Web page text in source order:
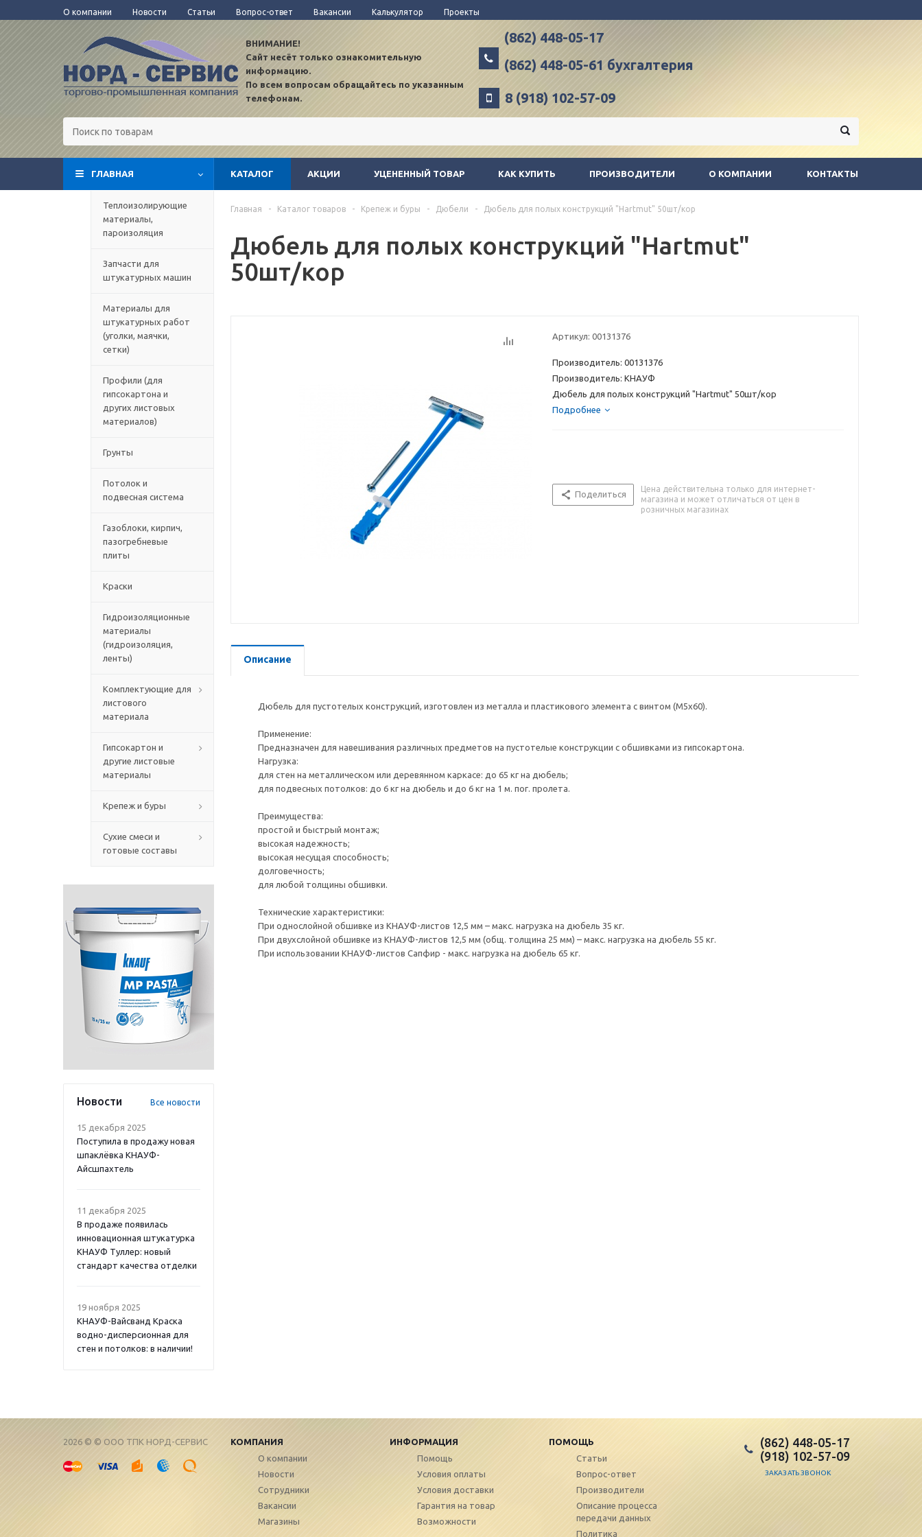
О компании Новости Статьи Вопрос-ответ Вакансии Калькулятор Проекты
ВНИМАНИЕ!
Сайт несёт только ознакомительную
информацию.
По всем вопросам обращайтесь по указанным
телефонам.
(862) 448-05-17
(862) 448-05-61 бухгалтерия
8 (918) 102-57-09
ГЛАВНАЯ TEST12
КАТАЛОГ АКЦИИ УЦЕНЕННЫЙ ТОВАР КАК КУПИТЬ ПРОИЗВОДИТЕЛИ О КОМПАНИИ КОНТАКТЫ
Теплоизолирующие
материалы,
пароизоляция
Запчасти для
штукатурных машин
Материалы для
штукатурных работ
(уголки, маячки,
сетки)
Профили (для
гипсокартона и
других листовых
материалов)
Грунты
Потолок и
подвесная система
Газоблоки, кирпич,
пазогребневые
плиты
Краски
Гидроизоляционные
материалы
(гидроизоляция,
ленты)
Комплектующие для
листового
материала
Гипсокартон и
другие листовые
материалы
Крепеж и буры
Сухие смеси и
готовые составы
Новости Все новости
15 декабря 2025
Поступила в продажу новая
шпаклёвка КНАУФ-
Айсшпахтель
11 декабря 2025
В продаже появилась
инновационная штукатурка
КНАУФ Туллер: новый
стандарт качества отделки
19 ноября 2025
КНАУФ-Вайсванд Краска
водно-дисперсионная для
стен и потолков: в наличии!
Главная - Каталог товаров - Крепеж и буры - Дюбели - Дюбель для полых конструкций "Hartmut" 50шт/кор
Дюбель для полых конструкций "Hartmut"
50шт/кор
Артикул: 00131376
Производитель: 00131376
Производитель: КНАУФ
Дюбель для полых конструкций "Hartmut" 50шт/кор
Подробнее
Поделиться
Цена действительна только для интернет-
магазина и может отличаться от цен в
розничных магазинах
Описание
Дюбель для пустотелых конструкций, изготовлен из металла и пластикового элемента с винтом (M5x60).
Применение:
Предназначен для навешивания различных предметов на пустотелые конструкции с обшивками из гипсокартона.
Нагрузка:
для стен на металлическом или деревянном каркасе: до 65 кг на дюбель;
для подвесных потолков: до 6 кг на дюбель и до 6 кг на 1 м. пог. пролета.
Преимущества:
простой и быстрый монтаж;
высокая надежность;
высокая несущая способность;
долговечность;
для любой толщины обшивки.
Технические характеристики:
При однослойной обшивке из КНАУФ-листов 12,5 мм – макс. нагрузка на дюбель 35 кг.
При двухслойной обшивке из КНАУФ-листов 12,5 мм (общ. толщина 25 мм) – макс. нагрузка на дюбель 55 кг.
При использовании КНАУФ-листов Сапфир - макс. нагрузка на дюбель 65 кг.
2026 © © ООО ТПК НОРД-СЕРВИС КОМПАНИЯ ИНФОРМАЦИЯ
ПОМОЩЬ
О компании
Новости
Сотрудники
Вакансии
Магазины
Помощь
Условия оплаты
Условия доставки
Гарантия на товар
Возможности
Статьи
Вопрос-ответ
Производители
Описание процесса
передачи данных
Политика
(862) 448-05-17
(918) 102-57-09
ЗАКАЗАТЬ ЗВОНОК